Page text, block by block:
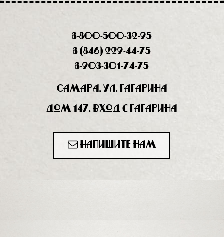
8-800-500-32-95
8 (846) 229-44-75
8-903-301-74-75
Самара, ул. Гагарина
дом 147, вход с Гагарина
Напишите нам